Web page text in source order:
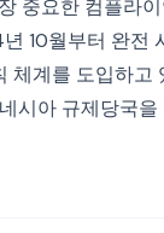
중요한 컴플라
10월부터 완전
계를 도입하고
시아 규제당국